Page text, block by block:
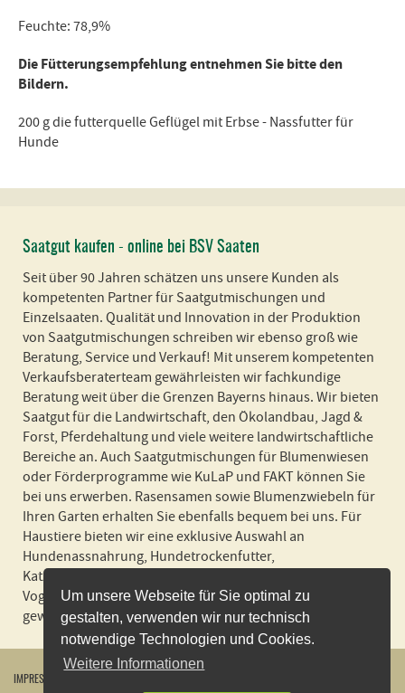
Um unsere Webseite für Sie optimal zu
gestalten, verwenden wir nur technisch
notwendige Technologien und Cookies.
Weitere Informationen
Feuchte: 78,9%
Die Fütterungsempfehlung entnehmen Sie bitte den
Bildern.
200 g die futterquelle Geflügel mit Erbse - Nassfutter für
Hunde
Saatgut kaufen - online bei BSV Saaten
Seit über 90 Jahren schätzen uns unsere Kunden als
kompetenten Partner für Saatgutmischungen und
Einzelsaaten. Qualität und Innovation in der Produktion
von Saatgutmischungen schreiben wir ebenso groß wie
Beratung, Service und Verkauf! Mit unserem kompetenten
Verkaufsberaterteam gewährleisten wir fachkundige
Beratung weit über die Grenzen Bayerns hinaus. Wir bieten
Saatgut für die Landwirtschaft, den Ökolandbau, Jagd &
Forst, Pferdehaltung und viele weitere landwirtschaftliche
Bereiche an. Auch Saatgutmischungen für Blumenwiesen
oder Förderprogramme wie KuLaP und FAKT können Sie
bei uns erwerben. Rasensamen sowie Blumenzwiebeln für
Ihren Garten erhalten Sie ebenfalls bequem bei uns. Für
Haustiere bieten wir eine exklusive Auswahl an
Hundenassnahrung, Hundetrockenfutter,
Katzennassnahrung, Katzenstreu und Futter für Nager und
Vogel an! Wir liefern schnell und zuverlässig und in
gewohnter BSV Spitzenqualität!
IMPRESSUM